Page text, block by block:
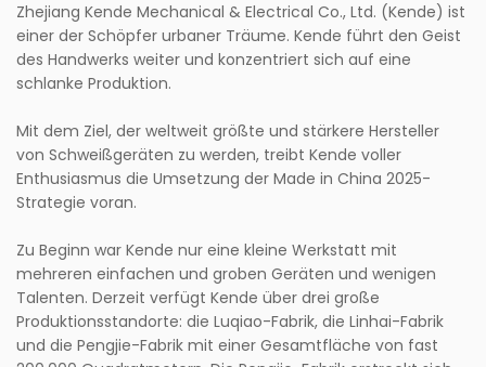
Zhejiang Kende Mechanical & Electrical Co., Ltd. (Kende) ist
einer der Schöpfer urbaner Träume. Kende führt den Geist
des Handwerks weiter und konzentriert sich auf eine
schlanke Produktion.
Mit dem Ziel, der weltweit größte und stärkere Hersteller
von Schweißgeräten zu werden, treibt Kende voller
Enthusiasmus die Umsetzung der Made in China 2025-
Strategie voran.
Zu Beginn war Kende nur eine kleine Werkstatt mit
mehreren einfachen und groben Geräten und wenigen
Talenten. Derzeit verfügt Kende über drei große
Produktionsstandorte: die Luqiao-Fabrik, die Linhai-Fabrik
und die Pengjie-Fabrik mit einer Gesamtfläche von fast